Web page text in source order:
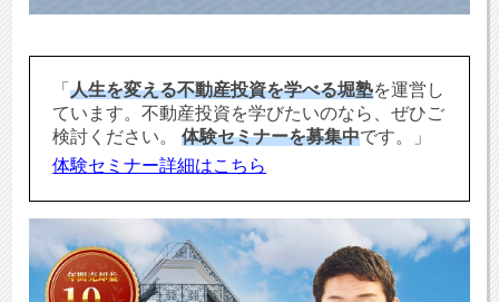
「人生を変える不動産投資を学べる堀塾を運営し
ています。不動産投資を学びたいのなら、ぜひご
検討ください。体験セミナーを募集中です。」
体験セミナー詳細はこちら